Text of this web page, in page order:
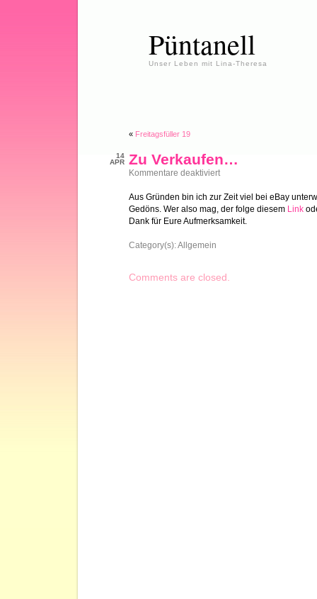
Püntanell
Unser Leben mit Lina-Theresa
« Freitagsfüller 19
14
APR Zu Verkaufen…
Kommentare deaktiviertfür
Aus Gründen bin ich zur Zeit viel bei eBay
Gedöns. Wer also mag, der folge diesem Link
Dank für Eure Aufmerksamkeit.
Category(s):Allgemein
Comments are closed.